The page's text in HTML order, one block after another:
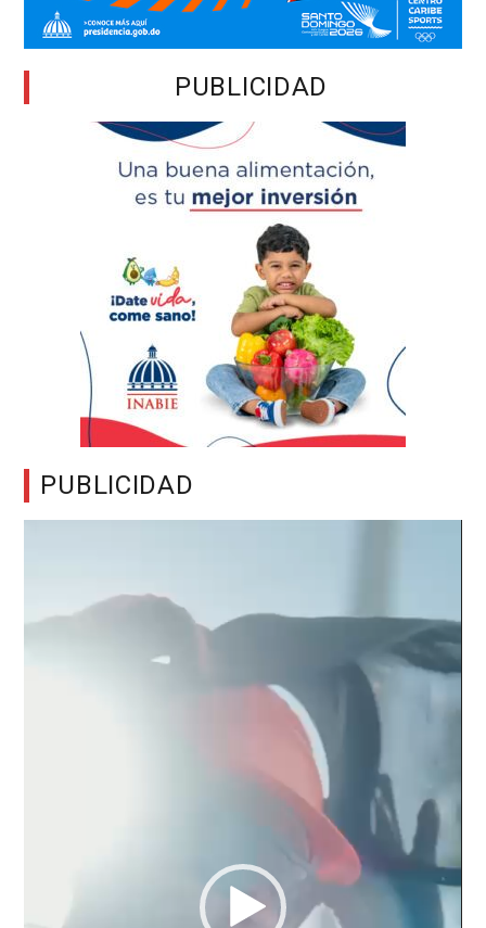
PUBLICIDAD
PUBLICIDAD